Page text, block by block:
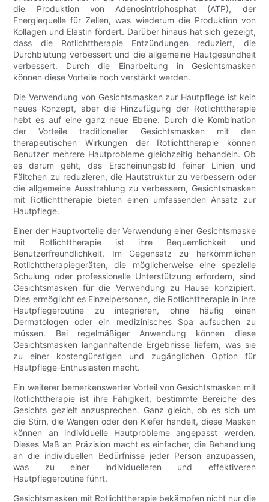
die Produktion von Adenosintriphosphat (ATP), der
Energiequelle für Zellen, was wiederum die Produktion von
Kollagen und Elastin fördert. Darüber hinaus hat sich gezeigt,
dass die Rotlichttherapie Entzündungen reduziert, die
Durchblutung verbessert und die allgemeine Hautgesundheit
verbessert. Durch die Einarbeitung in Gesichtsmasken
können diese Vorteile noch verstärkt werden.
Die Verwendung von Gesichtsmasken zur Hautpflege ist kein
neues Konzept, aber die Hinzufügung der Rotlichttherapie
hebt es auf eine ganz neue Ebene. Durch die Kombination
der Vorteile traditioneller Gesichtsmasken mit den
therapeutischen Wirkungen der Rotlichttherapie können
Benutzer mehrere Hautprobleme gleichzeitig behandeln. Ob
es darum geht, das Erscheinungsbild feiner Linien und
Fältchen zu reduzieren, die Hautstruktur zu verbessern oder
die allgemeine Ausstrahlung zu verbessern, Gesichtsmasken
mit Rotlichttherapie bieten einen umfassenden Ansatz zur
Hautpflege.
Einer der Hauptvorteile der Verwendung einer Gesichtsmaske
mit Rotlichttherapie ist ihre Bequemlichkeit und
Benutzerfreundlichkeit. Im Gegensatz zu herkömmlichen
Rotlichttherapiegeräten, die möglicherweise eine spezielle
Schulung oder professionelle Unterstützung erfordern, sind
Gesichtsmasken für die Verwendung zu Hause konzipiert.
Dies ermöglicht es Einzelpersonen, die Rotlichttherapie in ihre
Hautpflegeroutine zu integrieren, ohne häufig einen
Dermatologen oder ein medizinisches Spa aufsuchen zu
müssen. Bei regelmäßiger Anwendung können diese
Gesichtsmasken langanhaltende Ergebnisse liefern, was sie
zu einer kostengünstigen und zugänglichen Option für
Hautpflege-Enthusiasten macht.
Ein weiterer bemerkenswerter Vorteil von Gesichtsmasken mit
Rotlichttherapie ist ihre Fähigkeit, bestimmte Bereiche des
Gesichts gezielt anzusprechen. Ganz gleich, ob es sich um
die Stirn, die Wangen oder den Kiefer handelt, diese Masken
können an individuelle Hautprobleme angepasst werden.
Dieses Maß an Präzision macht es einfacher, die Behandlung
an die individuellen Bedürfnisse jeder Person anzupassen,
was zu einer individuelleren und effektiveren
Hautpflegeroutine führt.
Gesichtsmasken mit Rotlichttherapie bekämpfen nicht nur die